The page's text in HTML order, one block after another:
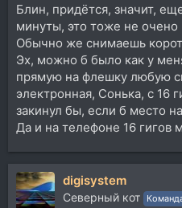
Блин, придётся, значит,
минуты, это тоже не очено
Обычно же снимаешь
Эх, можно б было как у
прямую на флешку любую
электронная, Сонька, с 16
закинул бы, если б место
Да и на телефоне 16 гигов
digisystem
Северный кот